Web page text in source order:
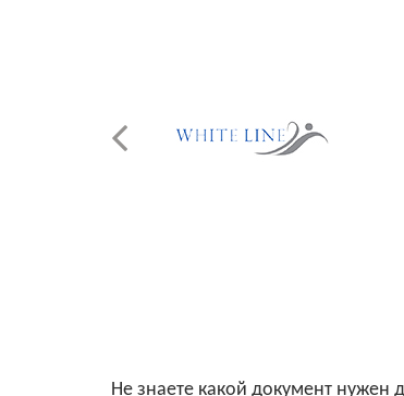
Не знаете какой документ нужен